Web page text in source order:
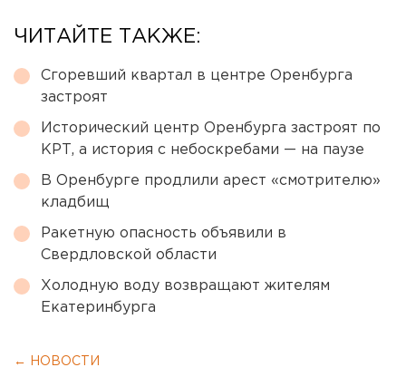
ЧИТАЙТЕ ТАКЖЕ:
Сгоревший квартал в центре Оренбурга
застроят
Исторический центр Оренбурга застроят по
КРТ, а история с небоскребами — на паузе
В Оренбурге продлили арест «смотрителю»
кладбищ
Ракетную опасность объявили в
Свердловской области
Холодную воду возвращают жителям
Екатеринбурга
← НОВОСТИ